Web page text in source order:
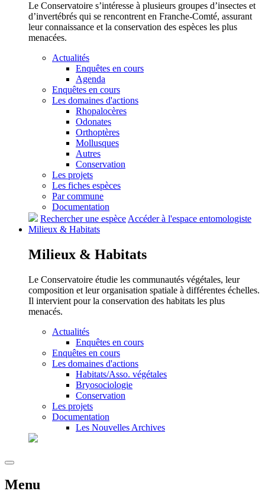
Le Conservatoire s’intéresse à plusieurs groupes d’insectes et
d’invertébrés qui se rencontrent en Franche-Comté, assurant
leur connaissance et la conservation des espèces les plus
menacées.
Actualités
Enquêtes en cours
Agenda
Enquêtes en cours
Les domaines d'actions
Rhopalocères
Odonates
Orthoptères
Mollusques
Autres
Conservation
Les projets
Les fiches espèces
Par commune
Documentation
Rechercher une espèce Accéder à l'espace entomologiste
Milieux & Habitats
Milieux & Habitats
Le Conservatoire étudie les communautés végétales, leur
composition et leur organisation spatiale à différentes échelles.
Il intervient pour la conservation des habitats les plus
menacés.
Actualités
Enquêtes en cours
Enquêtes en cours
Les domaines d'actions
Habitats/Asso. végétales
Bryosociologie
Conservation
Les projets
Documentation
Les Nouvelles Archives
Menu